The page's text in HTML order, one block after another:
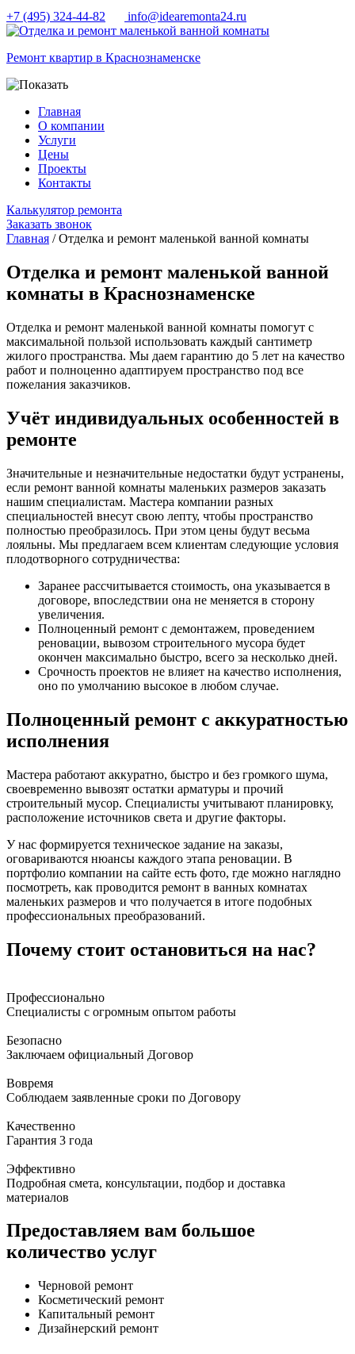
+7 (495) 324-44-82 info@idearemonta24.ru
Ремонт квартир в Краснознаменске
Главная
О компании
Услуги
Цены
Проекты
Контакты
Калькулятор ремонта
Заказать звонок
Главная / Отделка и ремонт маленькой ванной комнаты
Отделка и ремонт маленькой ванной
комнаты в Краснознаменске
Отделка и ремонт маленькой ванной комнаты помогут с
максимальной пользой использовать каждый сантиметр
жилого пространства. Мы даем гарантию до 5 лет на качество
работ и полноценно адаптируем пространство под все
пожелания заказчиков.
Учёт индивидуальных особенностей в
ремонте
Значительные и незначительные недостатки будут устранены,
если ремонт ванной комнаты маленьких размеров заказать
нашим специалистам. Мастера компании разных
специальностей внесут свою лепту, чтобы пространство
полностью преобразилось. При этом цены будут весьма
лояльны. Мы предлагаем всем клиентам следующие условия
плодотворного сотрудничества:
Заранее рассчитывается стоимость, она указывается в
договоре, впоследствии она не меняется в сторону
увеличения.
Полноценный ремонт с демонтажем, проведением
реновации, вывозом строительного мусора будет
окончен максимально быстро, всего за несколько дней.
Срочность проектов не влияет на качество исполнения,
оно по умолчанию высокое в любом случае.
Полноценный ремонт с аккуратностью
исполнения
Мастера работают аккуратно, быстро и без громкого шума,
своевременно вывозят остатки арматуры и прочий
строительный мусор. Специалисты учитывают планировку,
расположение источников света и другие факторы.
У нас формируется техническое задание на заказы,
оговариваются нюансы каждого этапа реновации. В
портфолио компании на сайте есть фото, где можно наглядно
посмотреть, как проводится ремонт в ванных комнатах
маленьких размеров и что получается в итоге подобных
профессиональных преобразований.
Почему стоит остановиться на нас?
Профессионально
Специалисты с огромным опытом работы
Безопасно
Заключаем официальный Договор
Вовремя
Соблюдаем заявленные сроки по Договору
Качественно
Гарантия 3 года
Эффективно
Подробная смета, консультации, подбор и доставка
материалов
Предоставляем вам большое
количество услуг
Черновой ремонт
Косметический ремонт
Капитальный ремонт
Дизайнерский ремонт